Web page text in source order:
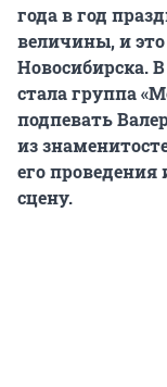
года в год
величины, и
Новосибирска.
стала группа
подпевать
из
его
сцену.